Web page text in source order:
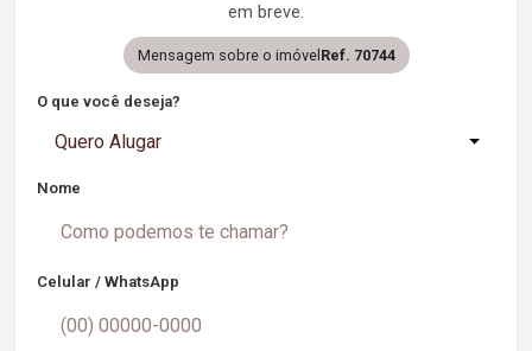
em breve.
Mensagem sobre o imóvelRef. 70744
O que você deseja?
Quero Alugar
Nome
Celular / WhatsApp